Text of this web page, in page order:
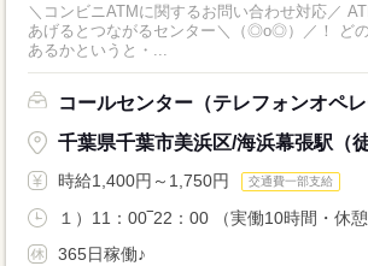
＼コンビニATMに関するお問い合わせ対応／ ATM横にある電話機を
あげるとつながるセンター＼（◎o◎）／！ どのような問い合わせが
あるかというと・...
コールセンター（テレフォンオペレ
千葉県千葉市美浜区/海浜幕張駅（
時給1,400円～1,750円 交通費一部支給
１）11：00‾22：00 （実働10時間・休憩
365日稼働♪